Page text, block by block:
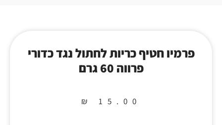
פרמיו חטיף כריות לחתול נגד כדורי
פרווה 60 גרם
₪ 15.00